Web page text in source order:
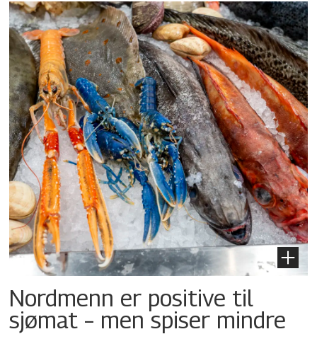
Nordmenn er positive til
sjømat – men spiser mindre